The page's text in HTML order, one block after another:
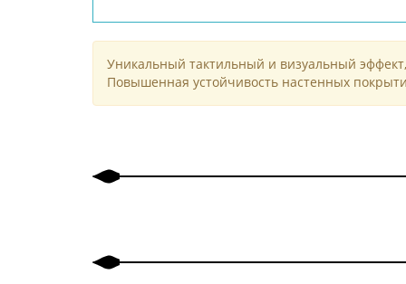
Уникальный тактильный и визуальный
Повышенная устойчивость настенных